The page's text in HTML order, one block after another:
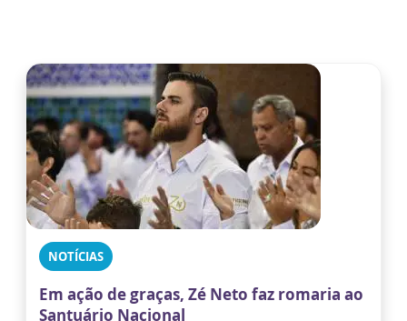
NOTÍCIAS
Em ação de graças, Zé Neto faz romaria ao
Santuário Nacional